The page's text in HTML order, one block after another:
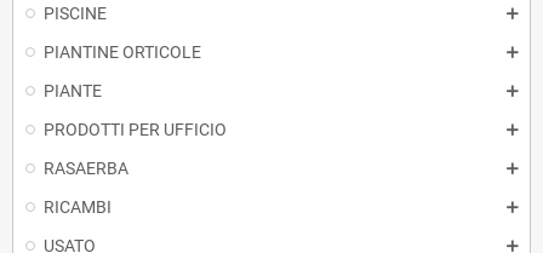
PISCINE
PIANTINE ORTICOLE
PIANTE
PRODOTTI PER UFFICIO
RASAERBA
RICAMBI
USATO